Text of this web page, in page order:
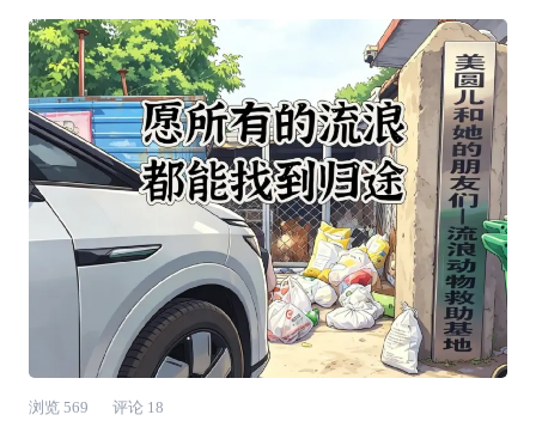
三差五就往那儿跑。站里300多条狗，200多只
猫，她每一只都叫得上名字。这次的任务，是把
日照好心人捐赠的一批物资送过去。主要是旧衣
服和被褥，还有一些狗粮猫粮和罐头。
浏览 569 评论 18